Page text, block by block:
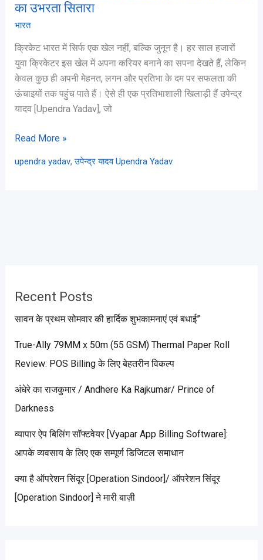
का उभरता सितारा
भारत
क्रिकेट भारत में सिर्फ एक खेल नहीं, बल्कि जुनून है। हर साल हजारों
युवा क्रिकेटर इस खेल में अपना करियर बनाने का सपना देखते हैं, लेकिन
केवल कुछ ही अपनी मेहनत, लगन और प्रतिभा के दम पर सफलता की
ऊंचाइयों तक पहुंच पाते हैं। ऐसे ही एक प्रतिभाशाली खिलाड़ी हैं उपेन्द्र
यादव [Upendra Yadav], जो
Read More »
upendra yadav,उपेन्द्र यादव Upendra Yadav
Recent Posts
सावन के प्रथम सोमवार की हार्दिक शुभकामनाएं एवं बधाई”
True-Ally 79MM x 50m (55 GSM) Thermal Paper Roll
Review: POS Billing के लिए बेहतरीन विकल्प
अंधेरे का राजकुमार / Andhere Ka Rajkumar/ Prince of
Darkness
व्यापार ऐप बिलिंग सॉफ्टवेयर [Vyapar App Billing Software]:
आपके व्यवसाय के लिए एक सम्पूर्ण डिजिटल समाधान
क्या है ऑपरेशन सिंदूर [Operation Sindoor]/ ऑपरेशन सिंदूर
[Operation Sindoor] ने मारी बाज़ी